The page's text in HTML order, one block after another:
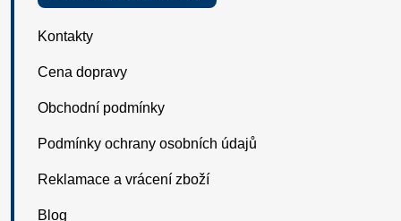
Kontakty
Cena dopravy
Obchodní podmínky
Podmínky ochrany osobních údajů
Reklamace a vrácení zboží
Blog